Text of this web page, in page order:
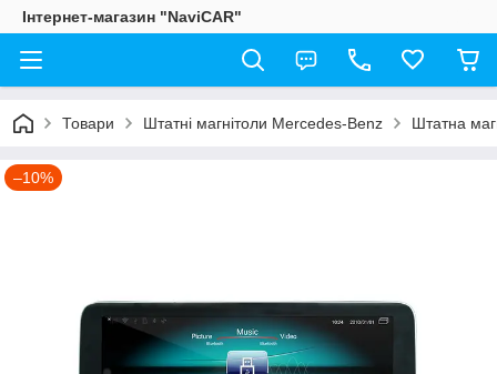
Інтернет-магазин "NaviCAR"
Товари Штатні магнітоли Mercedes-Benz Штатна
–10%